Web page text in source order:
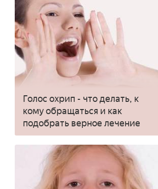
Голос охрип - что делать, к
кому обращаться и как
подобрать верное лечение